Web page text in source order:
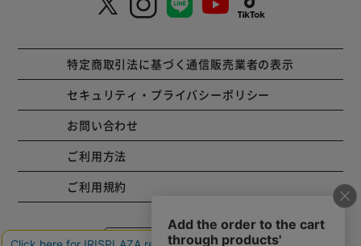
特定商取引法に基づく通信販売業者の表示
セキュリティ・プライバシーポリシー
お問い合わせ
ご利用方法
ご利用規約
コーポレートサイト